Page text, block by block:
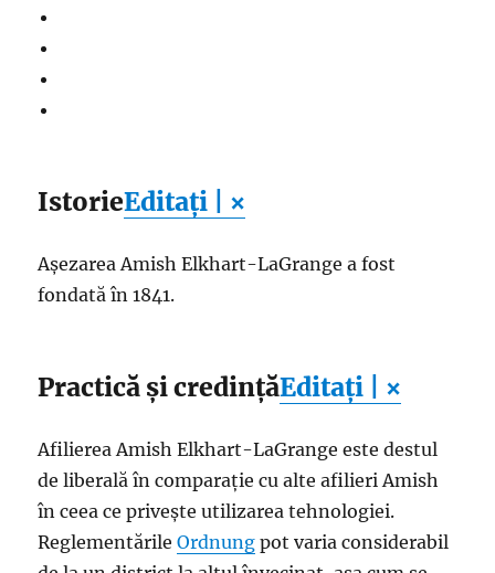
IstorieEditați | ×
Așezarea Amish Elkhart-LaGrange a fost
fondată în 1841.
Practică și credințăEditați | ×
Afilierea Amish Elkhart-LaGrange este destul
de liberală în comparație cu alte afilieri Amish
în ceea ce privește utilizarea tehnologiei.
ReglementărileOrdnung pot varia considerabil